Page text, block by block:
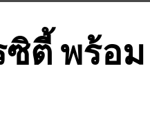
ซิตี้ พร้อม